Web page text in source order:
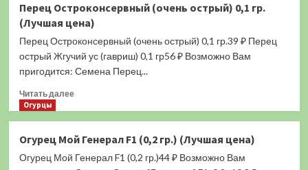
Рог
Буйвола
F1
(сладкий)
гр.
(Лучшая
Перец Остроконсервный (очень острый) 0,1 гр.
(Лучшая цена)
Перец Остроконсервный (очень острый) 0,1 гр.39 ₽ Перец
острый Жгучий ус (гавриш) 0,1 гр56 ₽ Возможно Вам
пригодится: Семена Перец...
Читать далееПрочитать
Остроконсервный
(очень
Огурцы
Огурец Мой Генерал F1 (0,2 гр.) (Лучшая цена)
Огурец Мой Генерал F1 (0,2 гр.)44 ₽ Возможно Вам